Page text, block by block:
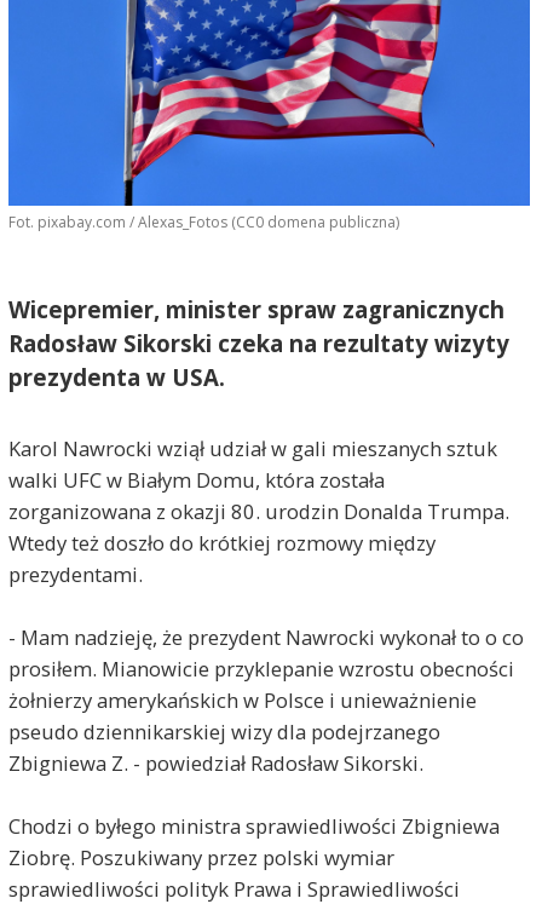
Fot. pixabay.com / Alexas_Fotos (CC0 domena publiczna)
Wicepremier, minister spraw zagranicznych
Radosław Sikorski czeka na rezultaty wizyty
prezydenta w USA.
Karol Nawrocki wziął udział w gali mieszanych sztuk
walki UFC w Białym Domu, która została
zorganizowana z okazji 80. urodzin Donalda Trumpa.
Wtedy też doszło do krótkiej rozmowy między
prezydentami.
- Mam nadzieję, że prezydent Nawrocki wykonał to o co
prosiłem. Mianowicie przyklepanie wzrostu obecności
żołnierzy amerykańskich w Polsce i unieważnienie
pseudo dziennikarskiej wizy dla podejrzanego
Zbigniewa Z. - powiedział Radosław Sikorski.
Chodzi o byłego ministra sprawiedliwości Zbigniewa
Ziobrę. Poszukiwany przez polski wymiar
sprawiedliwości polityk Prawa i Sprawiedliwości